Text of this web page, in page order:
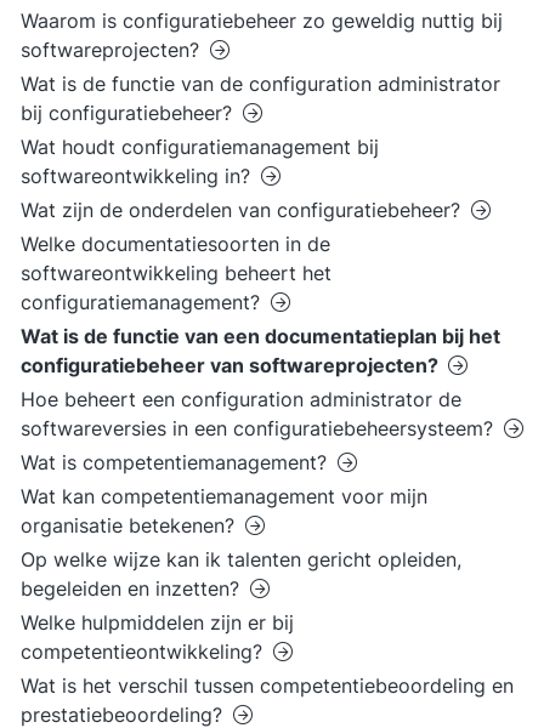
Waarom is configuratiebeheer zo geweldig nuttig bij
softwareprojecten?
Wat is de functie van de configuration administrator
bij configuratiebeheer?
Wat houdt configuratiemanagement bij
softwareontwikkeling in?
Wat zijn de onderdelen van configuratiebeheer?
Welke documentatiesoorten in de
softwareontwikkeling beheert het
configuratiemanagement?
Wat is de functie van een documentatieplan bij het
configuratiebeheer van softwareprojecten?
Hoe beheert een configuration administrator de
softwareversies in een configuratiebeheersysteem?
Wat is competentiemanagement?
Wat kan competentiemanagement voor mijn
organisatie betekenen?
Op welke wijze kan ik talenten gericht opleiden,
begeleiden en inzetten?
Welke hulpmiddelen zijn er bij
competentieontwikkeling?
Wat is het verschil tussen competentiebeoordeling en
prestatiebeoordeling?